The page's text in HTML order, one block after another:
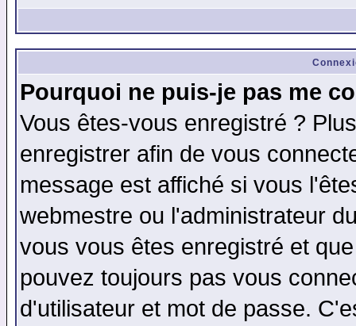
Pourquoi ne puis-je pas me
Vous êtes-vous enregistré ?
enregistrer afin de vous
message est affiché si vous
webmestre ou l'administrateur
vous vous êtes enregistré et
pouvez toujours pas vous
d'utilisateur et mot de passe.